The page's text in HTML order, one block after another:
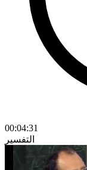
00:04:31
التفسير